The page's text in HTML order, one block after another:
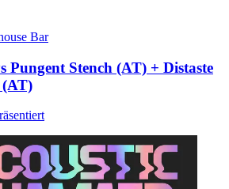
Bar
Pungent Stench (AT) + Distaste
(AT)